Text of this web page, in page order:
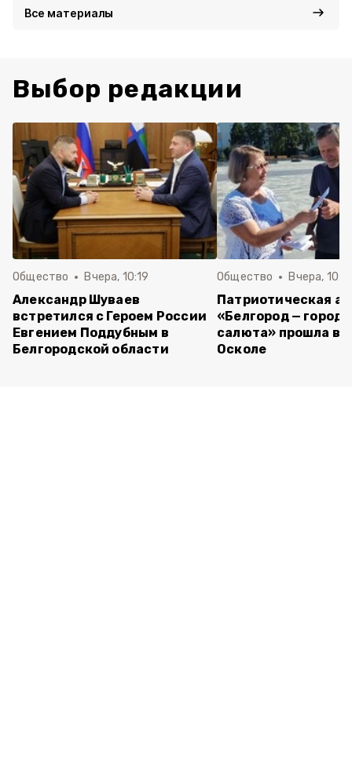
Все материалы
Выбор редакции
Общество Вчера, 10:19
Александр Шуваев
встретился с Героем России
Евгением Поддубным в
Белгородской области
Общество Вчера,
Патриотическая
«Белгород — город
салюта» прошла в
Осколе